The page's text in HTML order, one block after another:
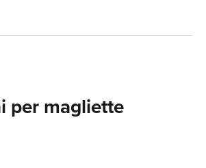
per magliette